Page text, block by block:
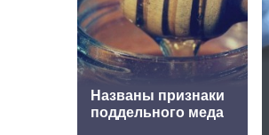
Названы признаки
поддельного меда